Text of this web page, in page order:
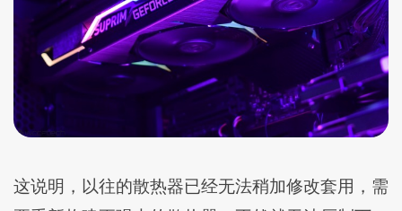
这说明，以往的散热器已经无法稍加修改套用，需